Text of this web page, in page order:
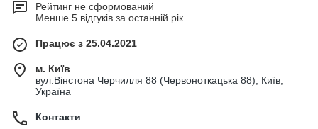
Рейтинг не сформований
Менше 5 відгуків за останній рік
Працює з 25.04.2021
м. Київ
вул.Вінстона Черчилля 88 (Червоноткацька 88), Київ,
Україна
Контакти